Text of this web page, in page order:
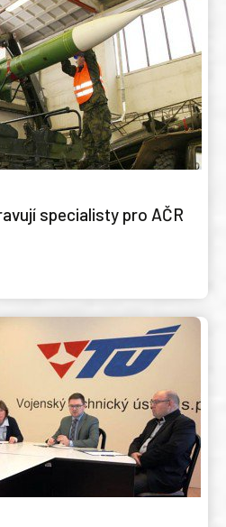
specialisty pro AČR